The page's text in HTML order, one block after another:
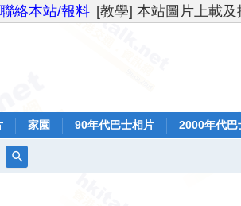
絡本站/報料 [教學] 本站圖片上載
家園 90年代巴士相片 2000年代巴